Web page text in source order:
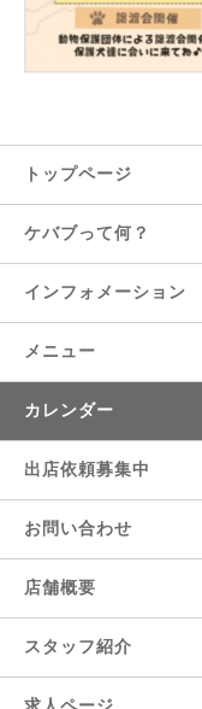
トップページ
ケバブって何？
インフォメーション
メニュー
カレンダー
出店依頼募集中
お問い合わせ
店舗概要
スタッフ紹介